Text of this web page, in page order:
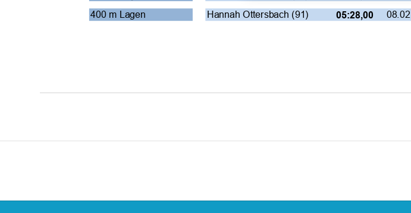
400 m Lagen
Hannah Ottersbach (91) 05:28,00